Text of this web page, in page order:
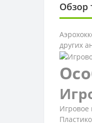
Обзор
других